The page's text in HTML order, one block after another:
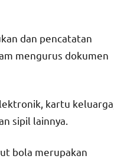
dan pencatatan
mengurus dokumen
kartu
sipil lainnya.
bola merupakan